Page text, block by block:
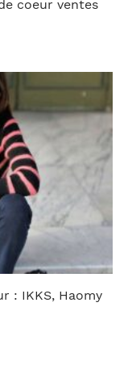
coeur ventes
: IKKS, Haomy